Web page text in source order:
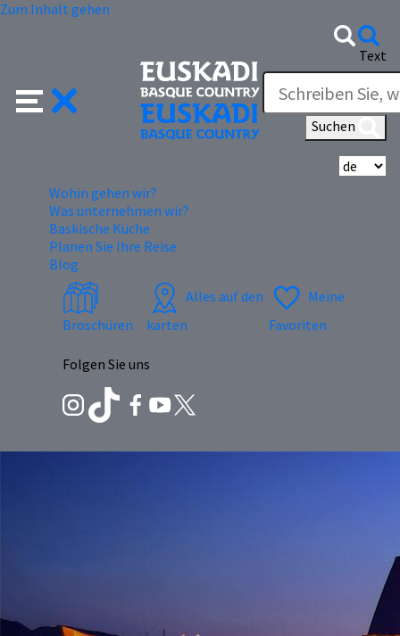
Zum Inhalt gehen
Text
Suchen
Wohin gehen wir?
Was unternehmen wir?
Baskische Küche
Planen Sie Ihre Reise
Blog
Broschüren
Alles auf den
karten
Meine
Favoriten
Folgen Sie uns